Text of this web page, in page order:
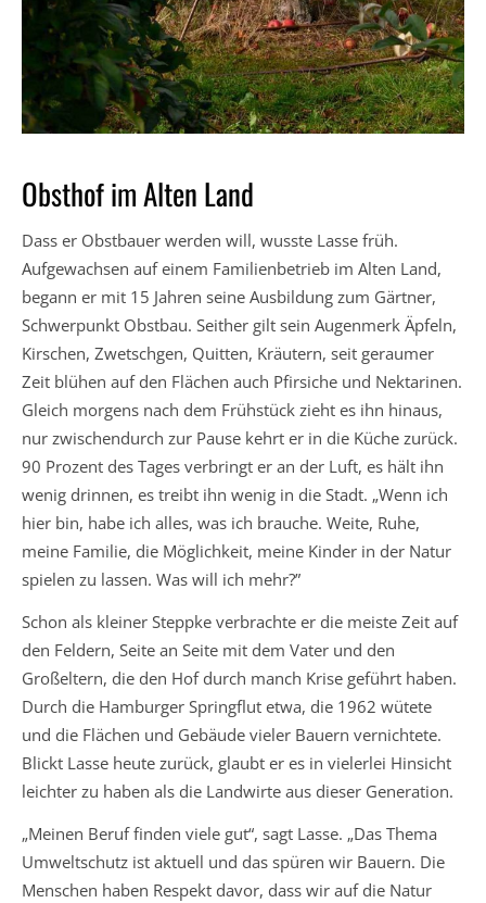
Obsthof im Alten Land
Dass er Obstbauer werden will, wusste Lasse früh.
Aufgewachsen auf einem Familienbetrieb im Alten Land,
begann er mit 15 Jahren seine Ausbildung zum Gärtner,
Schwerpunkt Obstbau. Seither gilt sein Augenmerk Äpfeln,
Kirschen, Zwetschgen, Quitten, Kräutern, seit geraumer
Zeit blühen auf den Flächen auch Pfirsiche und Nektarinen.
Gleich morgens nach dem Frühstück zieht es ihn hinaus,
nur zwischendurch zur Pause kehrt er in die Küche zurück.
90 Prozent des Tages verbringt er an der Luft, es hält ihn
wenig drinnen, es treibt ihn wenig in die Stadt. „Wenn ich
hier bin, habe ich alles, was ich brauche. Weite, Ruhe,
meine Familie, die Möglichkeit, meine Kinder in der Natur
spielen zu lassen. Was will ich mehr?”
Schon als kleiner Steppke verbrachte er die meiste Zeit auf
den Feldern, Seite an Seite mit dem Vater und den
Großeltern, die den Hof durch manch Krise geführt haben.
Durch die Hamburger Springflut etwa, die 1962 wütete
und die Flächen und Gebäude vieler Bauern vernichtete.
Blickt Lasse heute zurück, glaubt er es in vielerlei Hinsicht
leichter zu haben als die Landwirte aus dieser Generation.
„Meinen Beruf finden viele gut“, sagt Lasse. „Das Thema
Umweltschutz ist aktuell und das spüren wir Bauern. Die
Menschen haben Respekt davor, dass wir auf die Natur